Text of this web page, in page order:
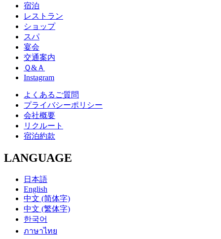
宿泊
レストラン
ショップ
スパ
宴会
交通案内
Ｑ&Ａ
Instagram
よくあるご質問
プライバシーポリシー
会社概要
リクルート
宿泊約款
LANGUAGE
日本語
English
中文 (简体字)
中文 (繁体字)
한국어
ภาษาไทย